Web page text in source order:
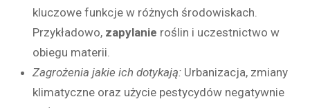
kluczowe funkcje w różnych środowiskach.
Przykładowo, zapylanie roślin i uczestnictwo w
obiegu materii.
Zagrożenia jakie ich dotykają: Urbanizacja, zmiany
klimatyczne oraz użycie pestycydów negatywnie